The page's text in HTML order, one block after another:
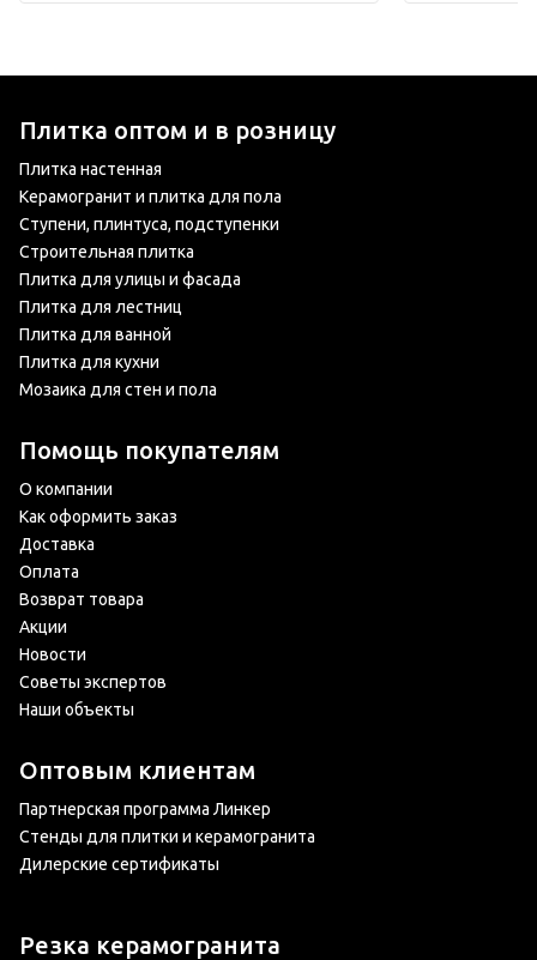
Плитка оптом и в розницу
Плитка настенная
Керамогранит и плитка для пола
Ступени, плинтуса, подступенки
Строительная плитка
Плитка для улицы и фасада
Плитка для лестниц
Плитка для ванной
Плитка для кухни
Мозаика для стен и пола
Помощь покупателям
О компании
Как оформить заказ
Доставка
Оплата
Возврат товара
Акции
Новости
Советы экспертов
Наши объекты
Оптовым клиентам
Партнерская программа Линкер
Стенды для плитки и керамогранита
Дилерские сертификаты
Резка керамогранита